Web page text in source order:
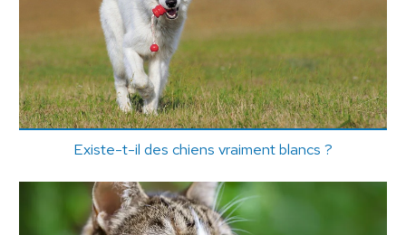
Existe-t-il des chiens vraiment blancs ?